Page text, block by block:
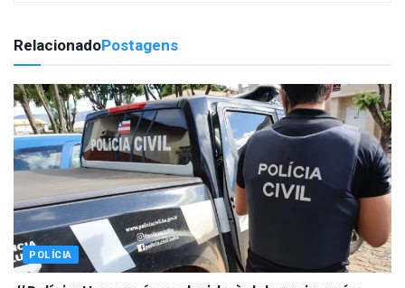
RelacionadoPostagens
POLÍCIA